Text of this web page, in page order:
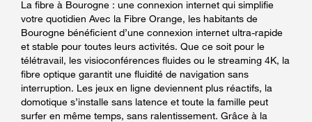
La fibre à Bourogne : une connexion internet qui simplifie
votre quotidien Avec la Fibre Orange, les habitants de
Bourogne bénéficient d’une connexion internet ultra-rapide
et stable pour toutes leurs activités. Que ce soit pour le
télétravail, les visioconférences fluides ou le streaming 4K, la
fibre optique garantit une fluidité de navigation sans
interruption. Les jeux en ligne deviennent plus réactifs, la
domotique s’installe sans latence et toute la famille peut
surfer en même temps, sans ralentissement. Grâce à la